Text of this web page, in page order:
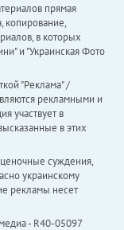
прямая
копирование,
в которых
и "Украинская Фото
"Реклама" /
рекламными и
участвует в
в этих
суждения,
украинскому
рекламы несет
- R40-05097